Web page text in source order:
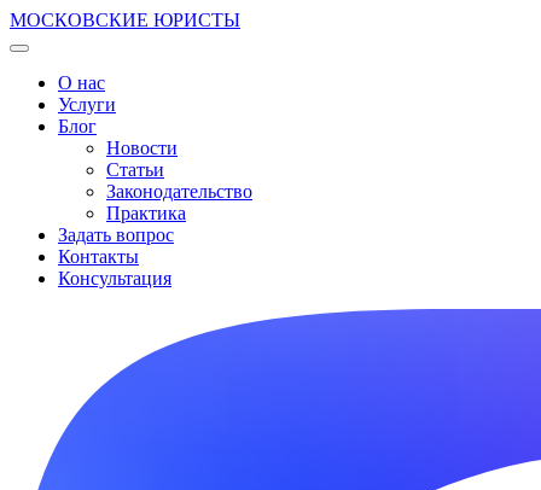
МОСКОВСКИЕ ЮРИСТЫ
О нас
Услуги
Блог
Новости
Статьи
Законодательство
Практика
Задать вопрос
Контакты
Консультация